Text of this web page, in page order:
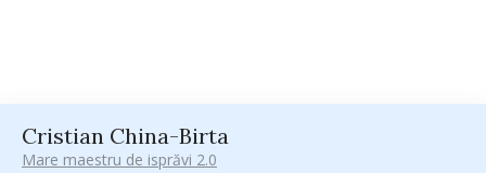
Cristian China-Birta
Mare maestru de isprăvi 2.0